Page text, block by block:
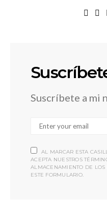
Suscríbete a mi
AL MARCAR ESTA
ACEPTA NUESTROS
ALMACENAMIENTO DE LOS
ESTE FORMULARIO.